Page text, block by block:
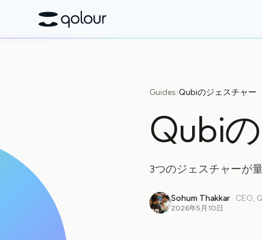
Guides›Qubiのジェスチャー
Qubi
3つのジェスチャーが
Sohum Thakkar · CEO,
2026年5月10日